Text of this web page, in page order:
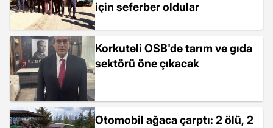
için seferber oldular
Korkuteli OSB'de tarım ve gıda
sektörü öne çıkacak
Otomobil ağaca çarptı: 2 ölü, 2